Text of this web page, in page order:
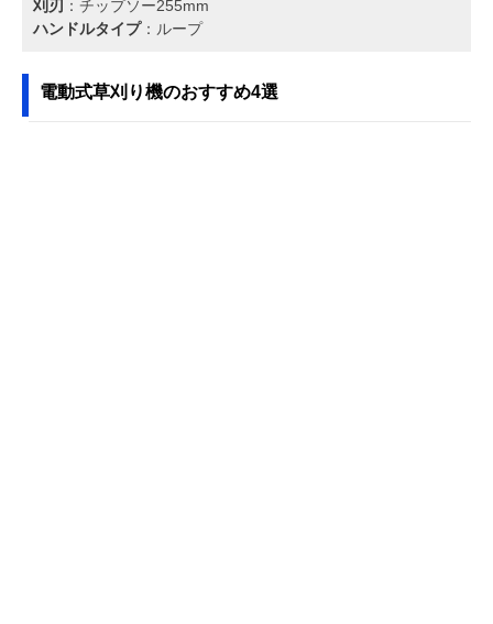
刈刃 ：チップソー255mm
ハンドルタイプ：ループ
電動式草刈り機のおすすめ4選